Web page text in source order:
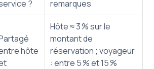
?
remarques
hôte
Hôte ≈ 3 % sur le
montant de
réservation ; voyageur
: entre 5 % et 15 %